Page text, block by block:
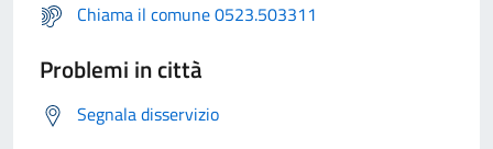
Chiama il comune 0523.503311
Problemi in città
Segnala disservizio